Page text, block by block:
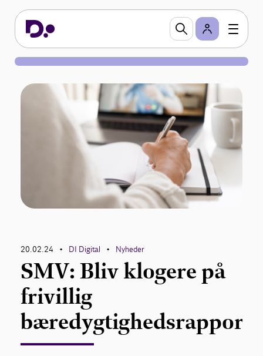
20.02.24 • DI Digital • Nyheder
SMV: Bliv klogere på
frivillig